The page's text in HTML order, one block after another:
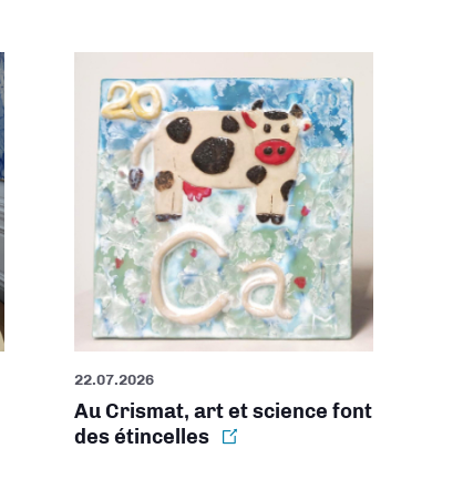
22.07.2026
Au Crismat, art et science font
des étincelles